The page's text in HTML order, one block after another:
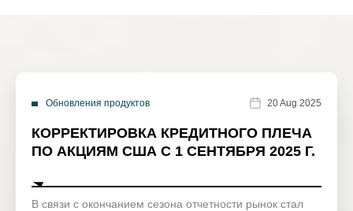
Обновления продуктов 20 Aug 2025
КОРРЕКТИРОВКА КРЕДИТНОГО ПЛЕЧА
ПО АКЦИЯМ США С 1 СЕНТЯБРЯ 2025 Г.
В связи с окончанием сезона отчетности рынок стал